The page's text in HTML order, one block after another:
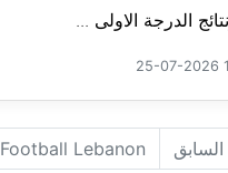
الدرجة الاولى ...
25-07-2026
السابق Football Lebanon